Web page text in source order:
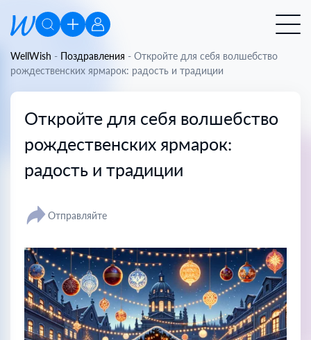
WellWish - Поздравления - Откройте для себя волшебство
рождественских ярмарок: радость и традиции
Откройте для себя волшебство
рождественских ярмарок:
радость и традиции
Отправляйте